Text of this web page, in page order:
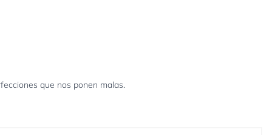
que nos ponen malas.